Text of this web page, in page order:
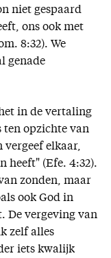
niet gespaard
ons ook met
8:32). We
genade
in de vertaling
ten opzichte van
elkaar,
heeft" (Efe. 4:32).
zonden, maar
ook God in
De vergeving van
zelf alles
iets kwalijk